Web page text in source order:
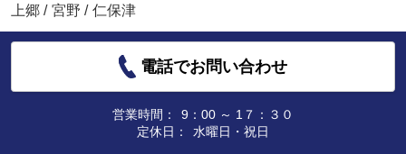
上郷 / 宮野 / 仁保津
電話でお問い合わせ
営業時間：
9：00 ～ 1７：３０
定休日：
水曜日・祝日